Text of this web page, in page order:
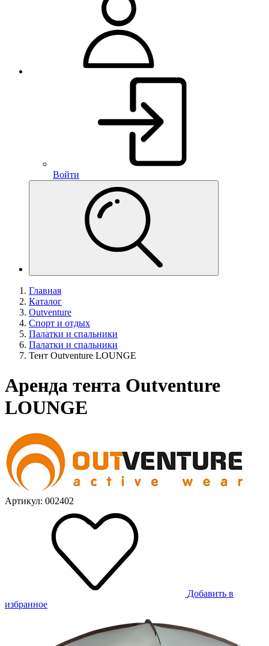
Войти
Главная
Каталог
Outventure
Спорт и отдых
Палатки и спальники
Палатки и спальники
Тент Outventure LOUNGE
Аренда тента Outventure
LOUNGE
Артикул: 002402
Добавить в
избранное